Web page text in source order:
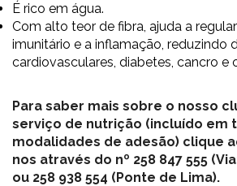
É rico em água.
Com alto teor de fibra, ajuda a
imunitário e a inflamação, reduzindo
cardiovasculares, diabetes, cancro e
Para saber mais sobre o nosso
serviço de nutrição (incluído em
modalidades de adesão) clique
nos através do nº 258 847 555
ou 258 938 554 (Ponte de Lima).